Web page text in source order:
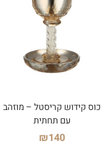
כוס קידוש קריסטל – מוזהב
עם תחתית
₪140